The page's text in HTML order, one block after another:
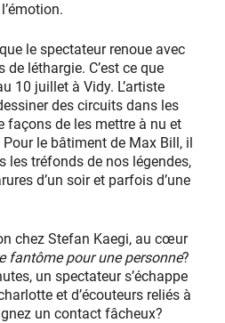
le spectateur renoue avec
léthargie. C’est ce que
10 juillet à Vidy. L’artiste
des circuits dans les
façons de les mettre à nu et
le bâtiment de Max Bill, il
les tréfonds de nos légendes,
d’un soir et parfois d’une
chez Stefan Kaegi, au cœur
fantôme pour une personne?
un spectateur s’échappe
et d’écouteurs reliés à
un contact fâcheux?